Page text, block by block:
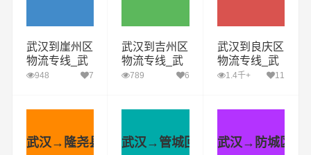
武汉到崖州区
物流专线_武
汉到崖州区货
948 7
武汉到吉州区
物流专线_武
汉到吉州区货
789 6
武汉到良庆区
物流专线_武
汉到良庆区货
1.4千+ 11
武汉→隆尧县 武汉→管城回族区武汉→防城区